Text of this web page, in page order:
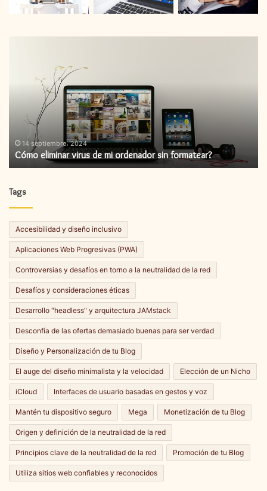
ordenador
formatear?
14 septiembre، 2024
Cómo eliminar virus de mi ordenador sin formatear?
Tags
Accesibilidad y diseño inclusivo
Aplicaciones Web Progresivas (PWA)
Controversias y desafíos en torno a la neutralidad de la red
Desafíos y consideraciones éticas
Desarrollo "headless" y arquitectura JAMstack
Desconfía de las ofertas demasiado buenas para ser verdad
Diseño y Personalización de tu Blog
El auge del diseño minimalista y la velocidad Elección de un Nicho
iCloud Interfaces de usuario basadas en gestos y voz
Mantén tu dispositivo seguro Mega Monetización de tu Blog
Origen y definición de la neutralidad de la red
Principios clave de la neutralidad de la red Promoción de tu Blog
Utiliza sitios web confiables y reconocidos